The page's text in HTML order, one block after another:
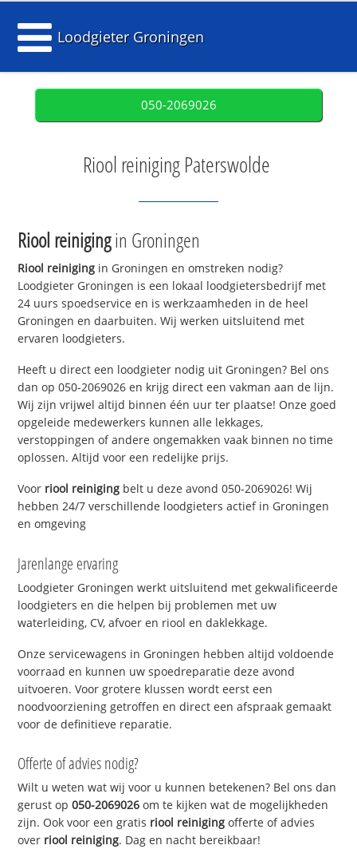
Loodgieter Groningen
050-2069026
Riool reiniging Paterswolde
Riool reinigingin Groningen
Riool reiniging in Groningen en omstreken nodig?
Loodgieter Groningen is een lokaal loodgietersbedrijf met
24 uurs spoedservice en is werkzaamheden in de heel
Groningen en daarbuiten. Wij werken uitsluitend met
ervaren loodgieters.
Heeft u direct een loodgieter nodig uit Groningen? Bel ons
dan op 050-2069026 en krijg direct een vakman aan de lijn.
Wij zijn vrijwel altijd binnen één uur ter plaatse! Onze goed
opgeleide medewerkers kunnen alle lekkages,
verstoppingen of andere ongemakken vaak binnen no time
oplossen. Altijd voor een redelijke prijs.
Voor riool reiniging belt u deze avond 050-2069026! Wij
hebben 24/7 verschillende loodgieters actief in Groningen
en omgeving
Jarenlange ervaring
Loodgieter Groningen werkt uitsluitend met gekwalificeerde
loodgieters en die helpen bij problemen met uw
waterleiding, CV, afvoer en riool en daklekkage.
Onze servicewagens in Groningen hebben altijd voldoende
voorraad en kunnen uw spoedreparatie deze avond
uitvoeren. Voor grotere klussen wordt eerst een
noodvoorziening getroffen en direct een afspraak gemaakt
voor de definitieve reparatie.
Offerte of advies nodig?
Wilt u weten wat wij voor u kunnen betekenen? Bel ons dan
gerust op050-2069026 om te kijken wat de mogelijkheden
zijn. Ook voor een gratis riool reiniging offerte of advies
over riool reiniging. Dag en nacht bereikbaar!